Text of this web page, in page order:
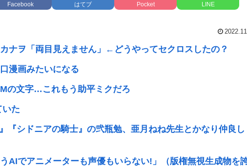
Facebook はてブ Pocket LINE
ナヲ「両目見えません」←どうやってセクロスしたの？
漫画みたいになる
の文字…これもう助平ミクだろ
いた
『シドニアの騎士』の弐瓶勉、亜月ねね先生とかなり仲良
AIでアニメーターも声優もいらない!」（版権無視生成物を